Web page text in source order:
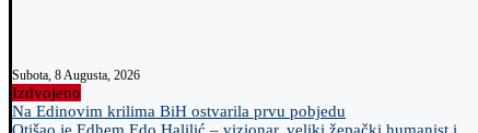
Subota, 8 Augusta, 2026
Izdvojeno
Na Edinovim krilima BiH ostvarila prvu pobjedu